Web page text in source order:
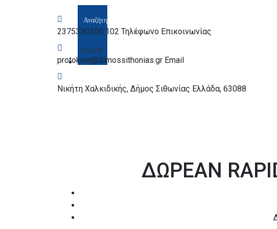
Search
2375350100 102 Τηλέφωνο Επικοινωνίας
protokolo@dimossithonias.gr Email
Νικήτη Χαλκιδικής, Δήμος Σιθωνίας Ελλάδα, 63088
ΔΩΡΕΑΝ